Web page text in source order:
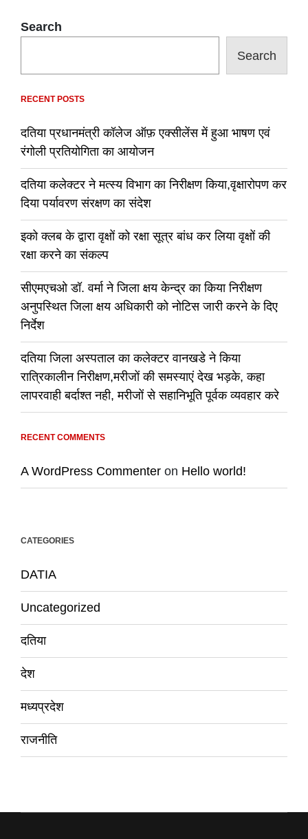
Search
Search
RECENT POSTS
दतिया प्रधानमंत्री कॉलेज ऑफ़ एक्सीलेंस में हुआ भाषण एवं
रंगोली प्रतियोगिता का आयोजन
दतिया कलेक्टर ने मत्स्य विभाग का निरीक्षण किया,वृक्षारोपण कर
दिया पर्यावरण संरक्षण का संदेश
इको क्लब के द्वारा वृक्षों को रक्षा सूत्र बांध कर लिया वृक्षों की
रक्षा करने का संकल्प
सीएमएचओ डॉ. वर्मा ने जिला क्षय केन्द्र का किया निरीक्षण
अनुपस्थित जिला क्षय अधिकारी को नोटिस जारी करने के दिए
निर्देश
दतिया जिला अस्पताल का कलेक्टर वानखडे ने किया
रात्रिकालीन निरीक्षण,मरीजों की समस्याएं देख भड़के, कहा
लापरवाही बर्दाश्त नही, मरीजों से सहानिभूति पूर्वक व्यवहार करे
RECENT COMMENTS
A WordPress Commenter on Hello world!
CATEGORIES
DATIA
Uncategorized
दतिया
देश
मध्यप्रदेश
राजनीति